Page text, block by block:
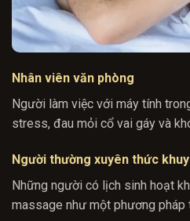
Nhân viên văn phòng
Người làm việc với máy tính
stress, đau mỏi cổ vai gáy và
Người thường xuyên thức
Những người có lịch sinh hoạt
massage như một phương pháp